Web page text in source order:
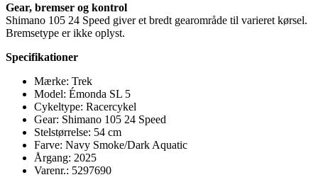
Gear, bremser og kontrol
Shimano 105 24 Speed giver et bredt gearområde til varieret kørsel.
Bremsetype er ikke oplyst.
Specifikationer
Mærke: Trek
Model: Émonda SL 5
Cykeltype: Racercykel
Gear: Shimano 105 24 Speed
Stelstørrelse: 54 cm
Farve: Navy Smoke/Dark Aquatic
Årgang: 2025
Varenr.: 5297690